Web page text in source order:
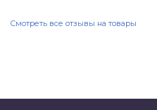
Смотреть все отзывы на товары